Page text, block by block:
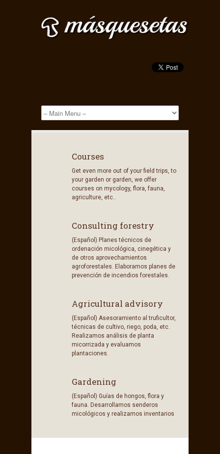
Courses
Get even more out of your field trips, to
your garden or garden, we offer
courses on mycology, flora, fauna,
agriculture, etc..
Consulting forestry
(Español) Planes técnicos de
ordenación micológica, cinegética y
de otros aprovechamientos
agroforestales. Elaboramos planes de
prevención de incendios forestales.
Agricultural advisory
(Español) Asesoramiento al truficultor,
técnicas de cultivo, riego, poda, etc.
Realizamos análisis de planta
micorrizada y evaluamos
plantaciones.
Gardening
(Español) Guías de hongos, flora y
fauna. Desarrollamos senderos
micológicos y realizamos inventarios